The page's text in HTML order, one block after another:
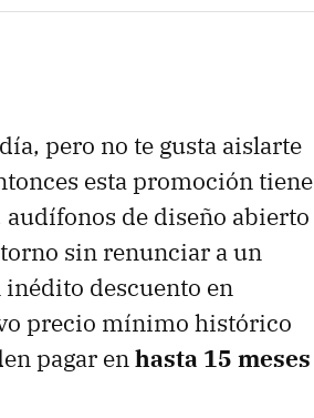
pero no te gusta aislarte
esta promoción tiene
audífonos de diseño abierto
sin renunciar a un
descuento en
precio mínimo histórico
pagar enhasta 15 meses